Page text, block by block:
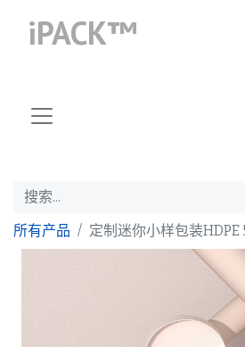
iPACK™
所有产品 定制迷你小样包装